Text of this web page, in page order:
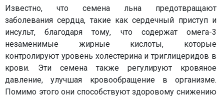
Известно, что семена льна предотвращают
заболевания сердца, такие как сердечный приступ и
инсульт, благодаря тому, что содержат омега-3
незаменимые жирные кислоты, которые
контролируют уровень холестерина и триглицеридов в
крови. Эти семена также регулируют кровяное
давление, улучшая кровообращение в организме.
Помимо этого они способствуют здоровому снижению